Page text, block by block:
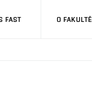
FAST O FAKULTĚ